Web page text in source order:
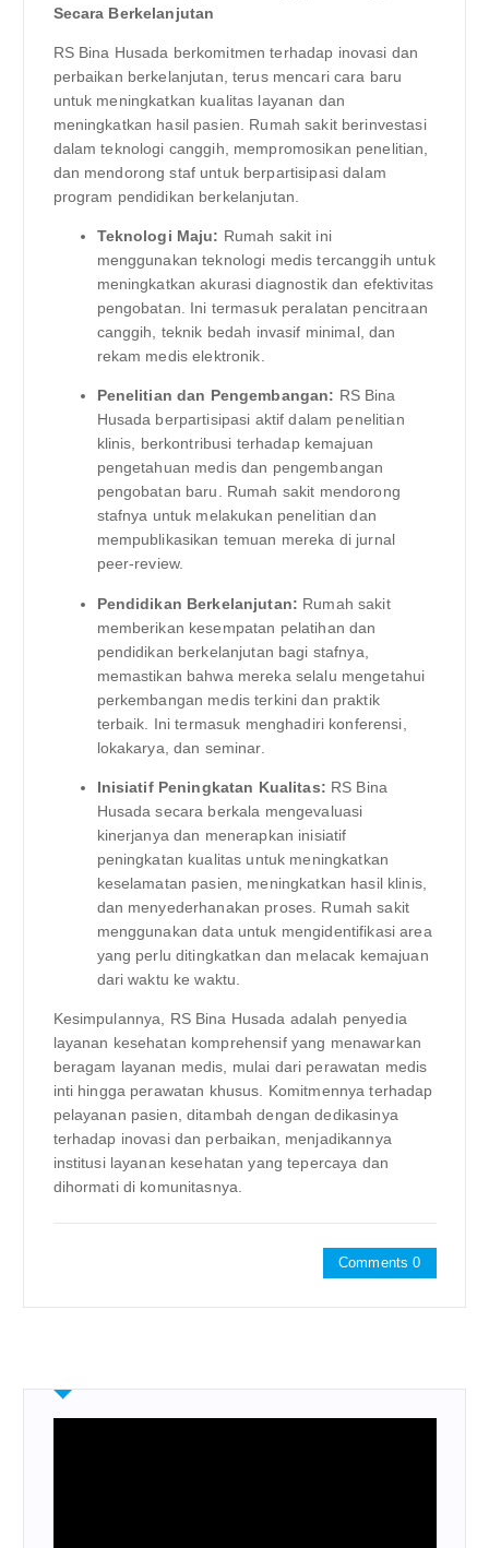
Secara Berkelanjutan
RS Bina Husada berkomitmen terhadap inovasi dan
perbaikan berkelanjutan, terus mencari cara baru
untuk meningkatkan kualitas layanan dan
meningkatkan hasil pasien. Rumah sakit berinvestasi
dalam teknologi canggih, mempromosikan penelitian,
dan mendorong staf untuk berpartisipasi dalam
program pendidikan berkelanjutan.
Teknologi Maju: Rumah sakit ini
menggunakan teknologi medis tercanggih untuk
meningkatkan akurasi diagnostik dan efektivitas
pengobatan. Ini termasuk peralatan pencitraan
canggih, teknik bedah invasif minimal, dan
rekam medis elektronik.
Penelitian dan Pengembangan: RS Bina
Husada berpartisipasi aktif dalam penelitian
klinis, berkontribusi terhadap kemajuan
pengetahuan medis dan pengembangan
pengobatan baru. Rumah sakit mendorong
stafnya untuk melakukan penelitian dan
mempublikasikan temuan mereka di jurnal
peer-review.
Pendidikan Berkelanjutan: Rumah sakit
memberikan kesempatan pelatihan dan
pendidikan berkelanjutan bagi stafnya,
memastikan bahwa mereka selalu mengetahui
perkembangan medis terkini dan praktik
terbaik. Ini termasuk menghadiri konferensi,
lokakarya, dan seminar.
Inisiatif Peningkatan Kualitas: RS Bina
Husada secara berkala mengevaluasi
kinerjanya dan menerapkan inisiatif
peningkatan kualitas untuk meningkatkan
keselamatan pasien, meningkatkan hasil klinis,
dan menyederhanakan proses. Rumah sakit
menggunakan data untuk mengidentifikasi area
yang perlu ditingkatkan dan melacak kemajuan
dari waktu ke waktu.
Kesimpulannya, RS Bina Husada adalah penyedia
layanan kesehatan komprehensif yang menawarkan
beragam layanan medis, mulai dari perawatan medis
inti hingga perawatan khusus. Komitmennya terhadap
pelayanan pasien, ditambah dengan dedikasinya
terhadap inovasi dan perbaikan, menjadikannya
institusi layanan kesehatan yang tepercaya dan
dihormati di komunitasnya.
Comments 0